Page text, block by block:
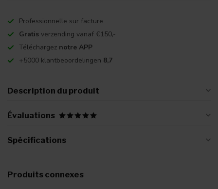
Professionnelle sur facture
Gratis verzending vanaf €150,-
Téléchargez notre APP
+5000 klantbeoordelingen 8,7
Description du produit
Évaluations
Spécifications
Produits connexes